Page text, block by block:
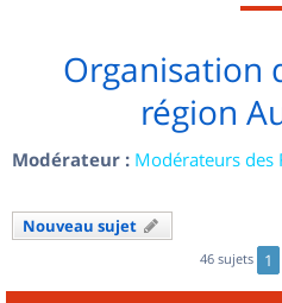
Organisation
région
Modérateur : Modérateurs des
Nouveau sujet
46 sujets 1